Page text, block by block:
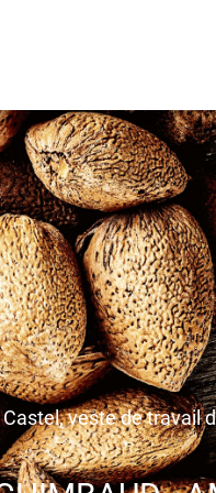
veste de